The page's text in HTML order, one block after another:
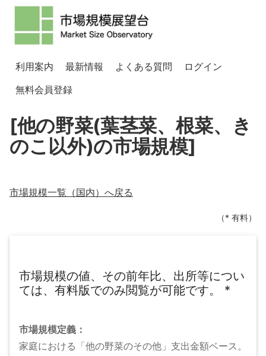
利用案内 最新情報 よくある質問
ログイン
無料会員登録
[他の野菜(葉茎菜、根菜、き
のこ以外)の市場規模]
市場規模一覧（国内）へ戻る
（* 有料）
市場規模の値、その前年比、出所等につい
ては、有料版でのみ閲覧が可能です。
*
市場規模定義：
家庭における「他の野菜のその他」支出金額ベース。